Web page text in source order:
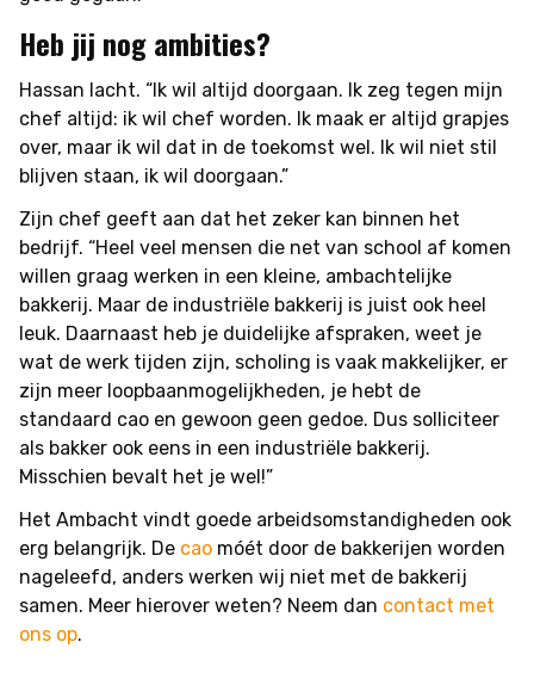
Heb jij nog ambities?
Hassan lacht. “Ik wil altijd doorgaan. Ik zeg tegen mijn
chef altijd: ik wil chef worden. Ik maak er altijd grapjes
over, maar ik wil dat in de toekomst wel. Ik wil niet stil
blijven staan, ik wil doorgaan.”
Zijn chef geeft aan dat het zeker kan binnen het
bedrijf. “Heel veel mensen die net van school af komen
willen graag werken in een kleine, ambachtelijke
bakkerij. Maar de industriële bakkerij is juist ook heel
leuk. Daarnaast heb je duidelijke afspraken, weet je
wat de werk tijden zijn, scholing is vaak makkelijker, er
zijn meer loopbaanmogelijkheden, je hebt de
standaard cao en gewoon geen gedoe. Dus solliciteer
als bakker ook eens in een industriële bakkerij.
Misschien bevalt het je wel!”
Het Ambacht vindt goede arbeidsomstandigheden ook
erg belangrijk. De cao móét door de bakkerijen worden
nageleefd, anders werken wij niet met de bakkerij
samen. Meer hierover weten? Neem dan contact met
ons op.